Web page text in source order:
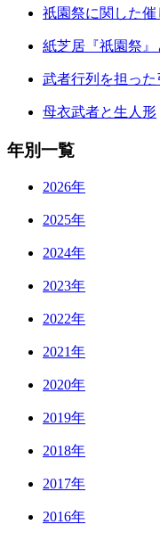
祇園祭に関した催
紙芝居『祇園祭』
武者行列を担った
母衣武者と生人形
年別一覧
2026年
2025年
2024年
2023年
2022年
2021年
2020年
2019年
2018年
2017年
2016年